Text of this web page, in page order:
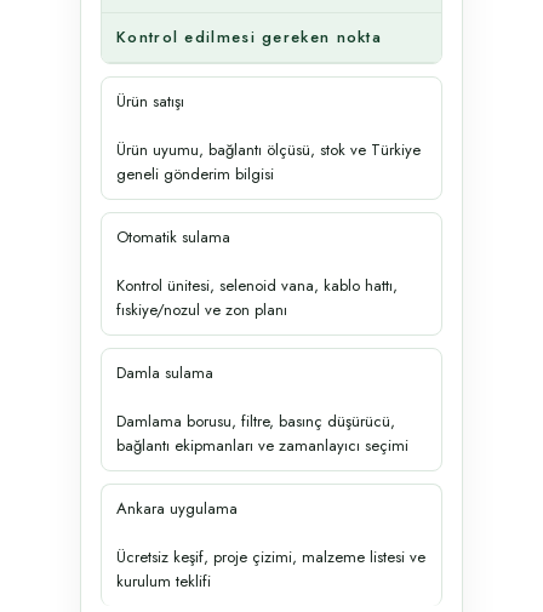
Kontrol edilmesi gereken nokta
Ürün satışı
Ürün uyumu, bağlantı ölçüsü, stok ve Türkiye
geneli gönderim bilgisi
Otomatik sulama
Kontrol ünitesi, selenoid vana, kablo hattı,
fıskiye/nozul ve zon planı
Damla sulama
Damlama borusu, filtre, basınç düşürücü,
bağlantı ekipmanları ve zamanlayıcı seçimi
Ankara uygulama
Ücretsiz keşif, proje çizimi, malzeme listesi ve
kurulum teklifi